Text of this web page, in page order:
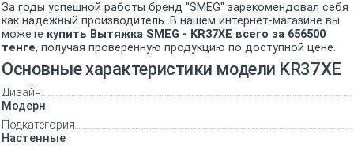
За годы успешной работы бренд "SMEG" зарекомендовал себя
как надежный производитель. В нашем интернет-магазине вы
можете купить Вытяжка SMEG - KR37XE всего за 656500
тенге, получая проверенную продукцию по доступной цене.
Основные характеристики модели KR37XE
Дизайн
Модерн
Подкатегория
Настенные